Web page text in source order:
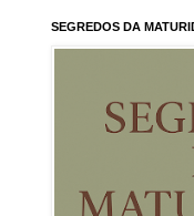
SEGREDOS DA